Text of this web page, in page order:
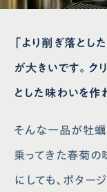
「より削ぎ落とし
が大きいです。ク
とした味わいを作
そんな一品が牡
乗ってきた春菊の
にしても、ポター